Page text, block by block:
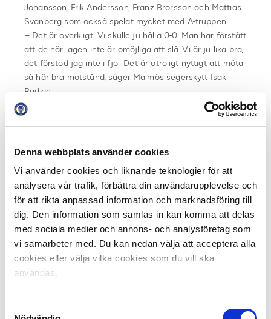
Denna webbplats använder cookies
Vi använder cookies och liknande teknologier för att
analysera vår trafik, förbättra din användarupplevelse och
för att rikta anpassad information och marknadsföring till
dig. Den information som samlas in kan komma att delas
med sociala medier och annons- och analysföretag som
vi samarbeter med. Du kan nedan välja att acceptera alla
cookies eller välja vilka cookies som du vill ska
användas.
Johansson, Erik Andersson, Franz Brorsson och Mattias
Svanberg som också spelat mycket med A-truppen.
– Det är overkligt. Vi skulle ju hålla 0-0. Man har förstått
att de här lagen inte är omöjliga att slå. Vi är ju lika bra,
det förstod jag inte i fjol. Det är otroligt nyttigt att möta
så här bra motstånd, säger Malmös segerskytt Isak
Radzic.
Elfsborg lyckades inledningsvis undgå lag som Celtic,
på Stjarnan från Island. Skulle Elfsborg slå ut Stjarnan
Domzale från Slovenien. Vinst där och Elfsborg kommer
få spela play off mot en av grupptvåorna på Malmös
sida av turneringen, innan då båda tävlingsgrupperna
slås ihop i och med åttondelsfinalerna.
Returmötet mot Stjarnan spelas den 21 oktober.
Speldatumen för nästa runda är 4 respektive 25
november. Skulle Elfsborg nå play off så spelas den